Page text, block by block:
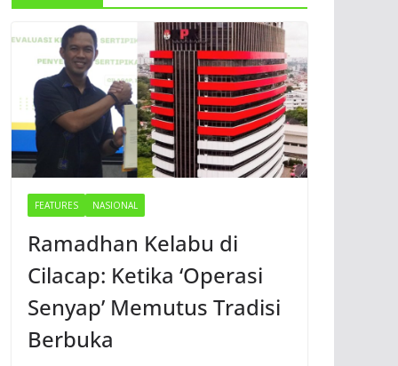
FEATURES NASIONAL
Ramadhan Kelabu di
Cilacap: Ketika ‘Operasi
Senyap’ Memutus Tradisi
Berbuka